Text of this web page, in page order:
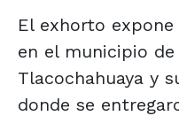
El exhorto
en el municipio
Tlacochahuaya y
donde se